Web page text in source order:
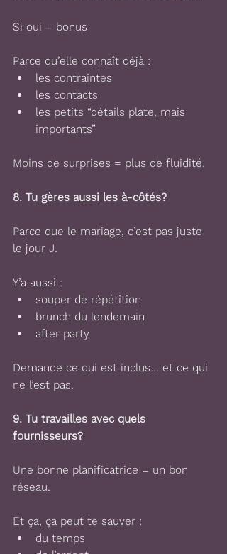
Si oui = bonus
Parce qu’elle connaît déjà :
les contraintes
les contacts
les petits “détails plate, mais
importants”
Moins de surprises = plus de fluidité.
8. Tu gères aussi les à-côtés?
Parce que le mariage, c’est pas juste
le jour J.
Y’a aussi :
souper de répétition
brunch du lendemain
after party
Demande ce qui est inclus… et ce qui
ne l’est pas.
9. Tu travailles avec quels
fournisseurs?
Une bonne planificatrice = un bon
réseau.
Et ça, ça peut te sauver :
du temps